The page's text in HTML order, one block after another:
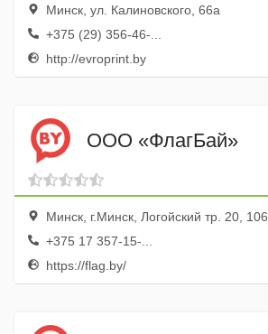
Минск, ул. Калиновского, 66а
+375 (29) 356-46-...
http://evroprint.by
ООО «ФлагБай»
Минск, г.Минск, Логойский тр. 20, 106
+375 17 357-15-...
https://flag.by/